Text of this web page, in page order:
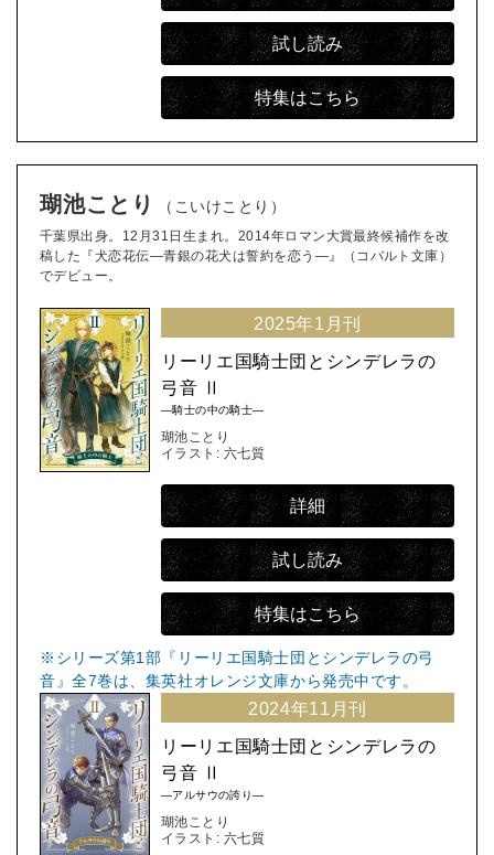
試し読み
特集はこちら
瑚池ことり （こいけことり）
千葉県出身。12月31日生まれ。2014年ロマン大賞最終候補作を改
稿した『犬恋花伝―青銀の花犬は誓約を恋う―』（コバルト文庫）
でデビュー。
2025年1月刊
リーリエ国騎士団とシンデレラの
弓音 Ⅱ
―騎士の中の騎士―
瑚池ことり
イラスト: 六七質
詳細
試し読み
特集はこちら
※シリーズ第1部『リーリエ国騎士団とシンデレラの弓
音』全7巻は、集英社オレンジ文庫から発売中です。
2024年11月刊
リーリエ国騎士団とシンデレラの
弓音 Ⅱ
―アルサウの誇り―
瑚池ことり
イラスト: 六七質